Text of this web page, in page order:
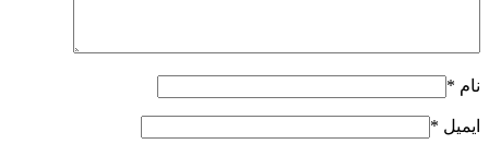
نام *
ایمیل *